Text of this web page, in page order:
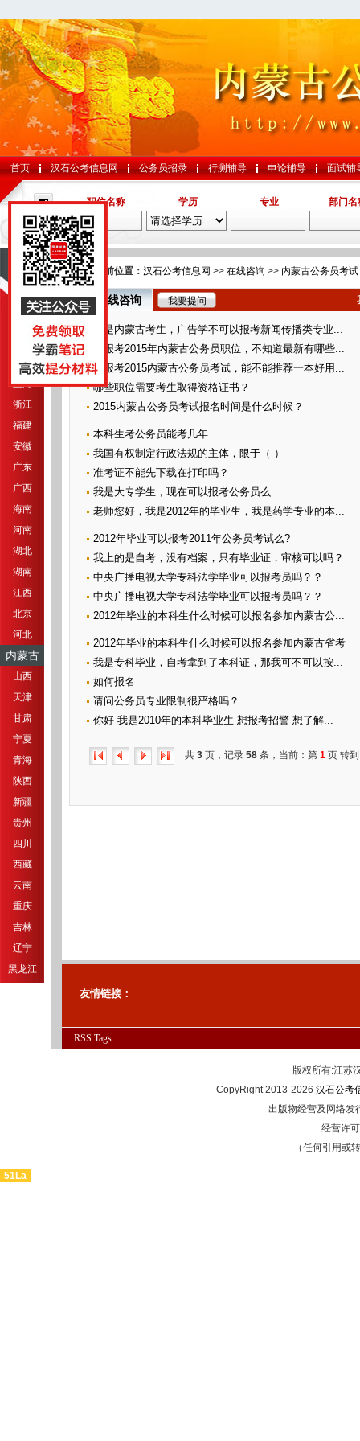
首页 汉石公考信息网 公务员招录 行测辅导 申论辅导 面试辅
职位名称 学历 专业 部门名
导航
江苏
上海
浙江
福建
安徽
广东
广西
海南
河南
湖北
湖南
江西
北京
河北
内蒙古
山西
天津
甘肃
宁夏
青海
陕西
新疆
贵州
四川
西藏
云南
重庆
吉林
辽宁
黑龙江
您的当前位置： 汉石公考信息网 >> 在线咨询 >> 内蒙古公务员考试
在线咨询 我要提问
我是内蒙古考生，广告学不可以报考新闻传播类专业...
想报考2015年内蒙古公务员职位，不知道最新有哪些...
想报考2015内蒙古公务员考试，能不能推荐一本好用...
哪些职位需要考生取得资格证书？
2015内蒙古公务员考试报名时间是什么时候？
本科生考公务员能考几年
我国有权制定行政法规的主体，限于（ ）
准考证不能先下载在打印吗？
我是大专学生，现在可以报考公务员么
老师您好，我是2012年的毕业生，我是药学专业的本...
2012年毕业可以报考2011年公务员考试么?
我上的是自考，没有档案，只有毕业证，审核可以吗？
中央广播电视大学专科法学毕业可以报考员吗？？
中央广播电视大学专科法学毕业可以报考员吗？？
2012年毕业的本科生什么时候可以报名参加内蒙古公...
2012年毕业的本科生什么时候可以报名参加内蒙古省考
我是专科毕业，自考拿到了本科证，那我可不可以按...
如何报名
请问公务员专业限制很严格吗？
你好 我是2010年的本科毕业生 想报考招警 想了解...
共 3 页，记录 58 条，当前：第 1 页 转
友情链接：
RSS Tags
版权所有:江
CopyRight 2013-2026 汉石公考
出版物经营及网络发
经营许
（任何引用或
51La